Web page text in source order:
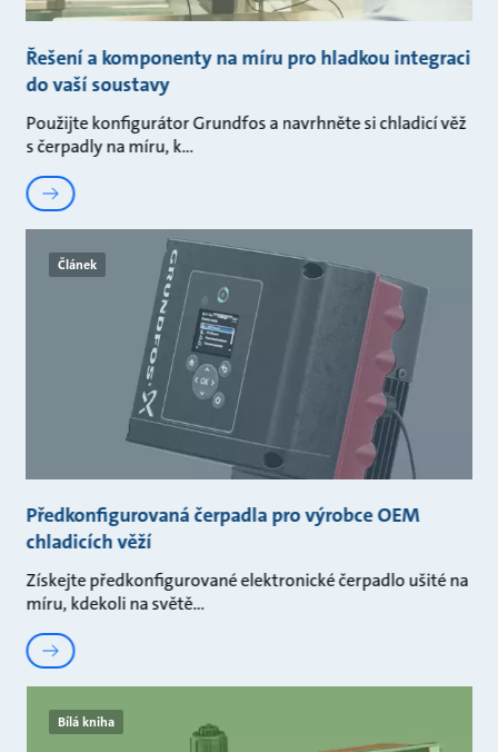
Řešení a komponenty na míru pro hladkou integraci
do vaší soustavy
Použijte konfigurátor Grundfos a navrhněte si chladicí věž
s čerpadly na míru, k
Článek
Předkonfigurovaná čerpadla pro výrobce OEM
chladicích věží
Získejte předkonfigurované elektronické čerpadlo ušité na
míru, kdekoli na světě
Bílá kniha